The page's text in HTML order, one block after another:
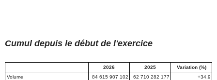
Cumul depuis le début de l'exercice
2026 2025
Variation (%)
Volume
84 615 907 102 62 710 282 177 +34,9